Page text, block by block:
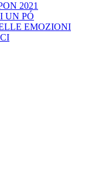
2021
UN PÓ
EMOZIONI